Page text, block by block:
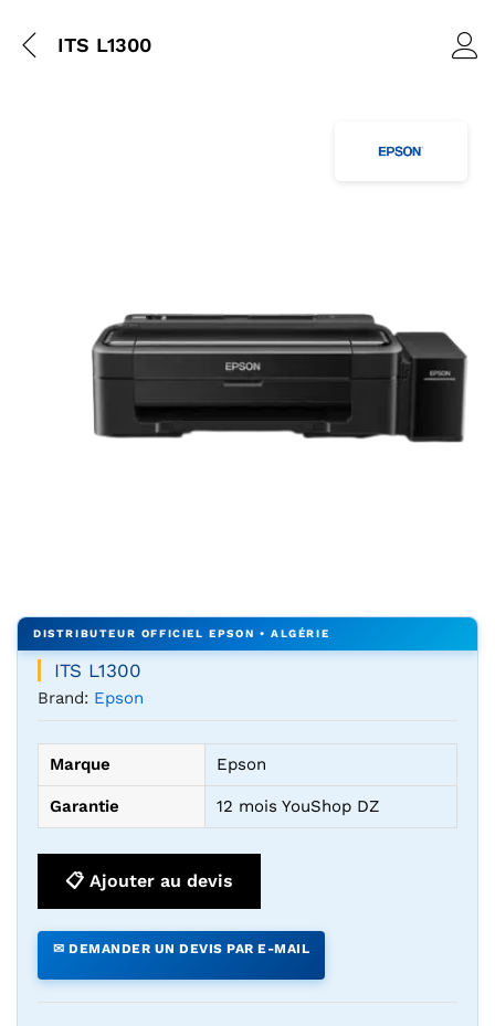
ITS L1300
ITS L1300
Brand: Epson
Marque Epson
Garantie 12 mois YouShop DZ
📋 Ajouter au devis
✉ DEMANDER UN DEVIS PAR E-MAIL